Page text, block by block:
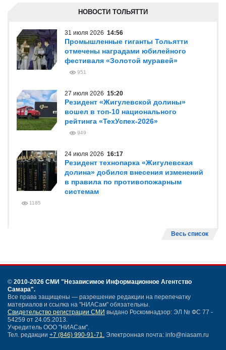
НОВОСТИ ТОЛЬЯТТИ
31 июля 2026 14:56
Промышленные гиганты Тольятти
отмечены наградами юбилейного
фестиваля «Золотой муравей»
951
27 июля 2026 15:20
Резидент «Жигулевской долины»
вошел в топ-10 национального
рейтинга «ТехУспех-2026»
949
24 июля 2026 16:17
Резидент технопарка «Жигулевская
долина» добился внесения изменений
в правила по противопожарным
системам
1185
Весь список
© 2010-2026 СМИ "Независимое Информационное Агентство
Самара".
Все права защищены — разрешение редакции на перепечатку
материалов и ссылка на "НИАСам" обязательны.
Свидетельство регистрации СМИ выдано Роскомнадзор: ЭЛ № ФС 77 -
54259 от 24.05.2013.
Учредитель ООО "НИАСам".
Тел. редакции +7 (846) 990-91-71. Электронная почта: info@niasam.ru